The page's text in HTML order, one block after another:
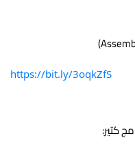
https://bit.ly/3oqkZfS